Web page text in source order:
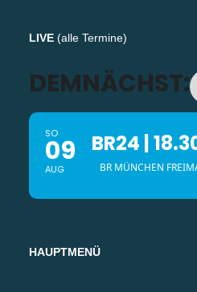
LIVE (alle Termine)
DEMNÄCHST:
SO
09
AUG
BR24 |
BR MÜNCHEN
HAUPTMENÜ